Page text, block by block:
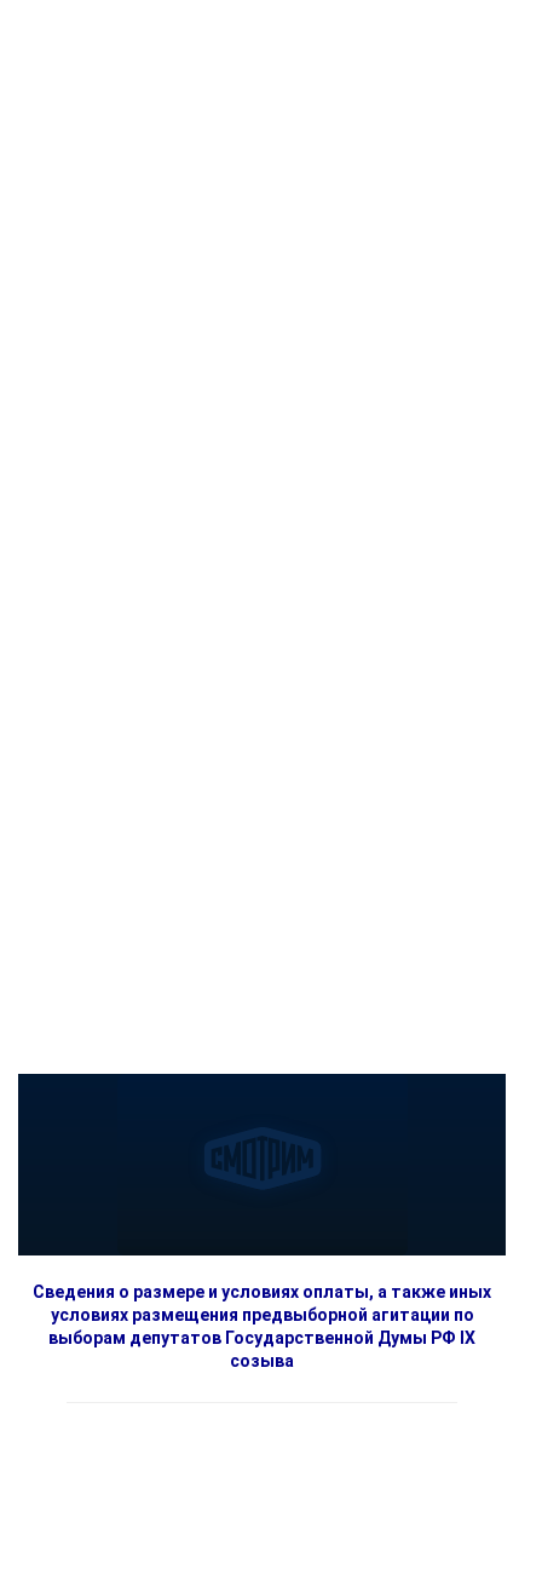
Сведения о размере и условиях оплаты, а также иных
условиях размещения предвыборной агитации по
выборам депутатов Государственной Думы РФ IX
созыва